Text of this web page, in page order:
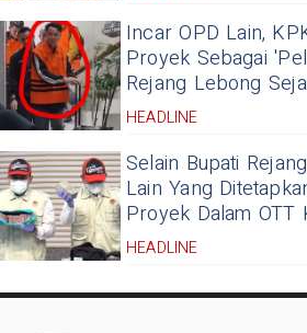
Incar OPD Lain,
Proyek Sebagai
Rejang Lebong
HEADLINE
Selain Bupati
Lain Yang
Proyek Dalam OTT
HEADLINE